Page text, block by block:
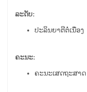
ລະດັບ:
ປະລິນຍາຕີຕໍ່ເນື່ອງ
ຄະນະ:
ຄະນະເສດຖະສາ